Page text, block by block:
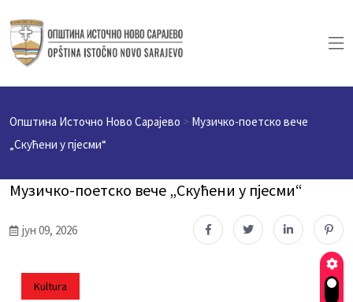
Општина Источно Ново Сарајево > Музичко-поетско вече
„Скућени у пјесми“
Музичко-поетско вече „Скућени у пјесми“
јун 09, 2026
Kultura